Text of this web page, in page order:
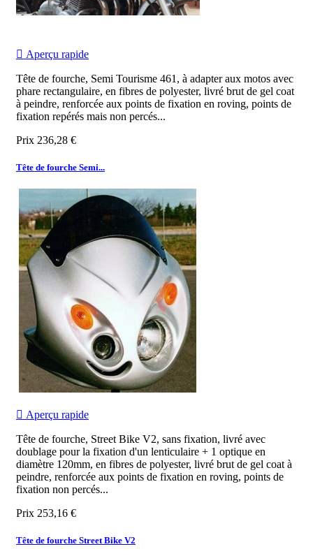
 Aperçu rapide
Tête de fourche, Semi Tourisme 461, à adapter aux motos avec
phare rectangulaire, en fibres de polyester, livré brut de gel coat
à peindre, renforcée aux points de fixation en roving, points de
fixation repérés mais non percés...
Prix 236,28 €
Tête de fourche Semi...
 Aperçu rapide
Tête de fourche, Street Bike V2, sans fixation, livré avec
doublage pour la fixation d'un lenticulaire + 1 optique en
diamètre 120mm, en fibres de polyester, livré brut de gel coat à
peindre, renforcée aux points de fixation en roving, points de
fixation non percés...
Prix 253,16 €
Tête de fourche Street Bike V2